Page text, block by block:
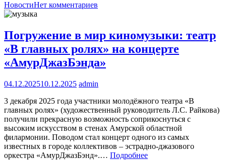
НовостиНет комментариев
Погружение в мир киномузыки: театр
«В главных ролях» на концерте
«АмурДжазБэнда»
04.12.202510.12.2025 admin
3 декабря 2025 года участники молодёжного театра «В
главных ролях» (художественный руководитель Л.С. Райкова)
получили прекрасную возможность соприкоснуться с
высоким искусством в стенах Амурской областной
филармонии. Поводом стал концерт одного из самых
известных в городе коллективов – эстрадно-джазового
оркестра «АмурДжазБэнд».… Подробнее